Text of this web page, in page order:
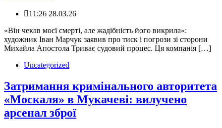
11:26 28.03.26
«Він чекав моєї смерті, але жадібність його викрила»:
художник Іван Марчук заявив про тиск і погрози зі сторони
Михайла Апостола Триває судовий процес. Ця компанія […]
Uncategorized
Затримання кримінального авторитета
«Москаля» в Мукачеві: вилучено
арсенал зброї